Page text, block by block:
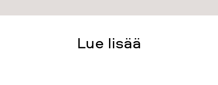
Lue lisää